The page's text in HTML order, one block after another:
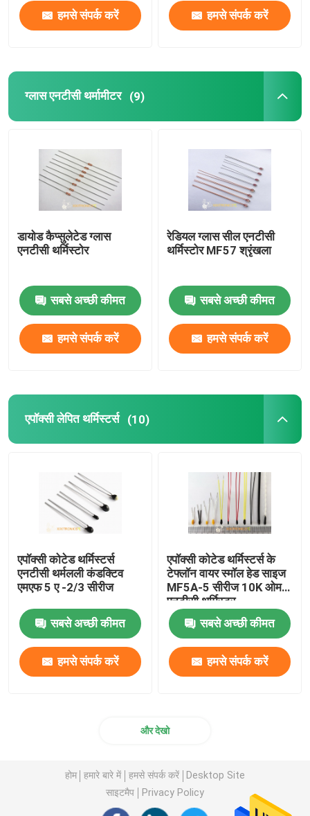
हमसे संपर्क करें हमसे संपर्क करें
ग्लास एनटीसी थर्मामीटर (9)
डायोड कैप्सुलेटेड ग्लास
एनटीसी थर्मिस्टोर
सबसे अच्छी कीमत
हमसे संपर्क करें
रेडियल ग्लास सील एनटीसी
थर्मिस्टोर MF57 श्रृंखला
सबसे अच्छी कीमत
हमसे संपर्क करें
एपॉक्सी लेपित थर्मिस्टर्स (10)
एपॉक्सी कोटेड थर्मिस्टर्स
एनटीसी थर्मलली कंडक्टिव
एमएफ 5 ए -2/3 सीरीज
सबसे अच्छी कीमत
हमसे संपर्क करें
एपॉक्सी कोटेड थर्मिस्टर्स के
टेफ्लॉन वायर स्मॉल हेड साइज
MF5A-5 सीरीज 10K ओम
एनटीसी थर्मिस्टर
सबसे अच्छी कीमत
हमसे संपर्क करें
और देखो
होम हमारे बारे में हमसे संपर्क करें
Desktop Site
साइटमैप
Privacy Policy